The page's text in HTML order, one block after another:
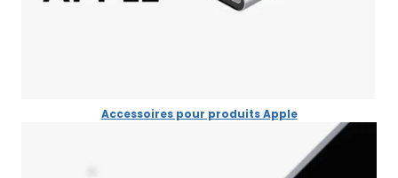
Accessoires pour produits Apple